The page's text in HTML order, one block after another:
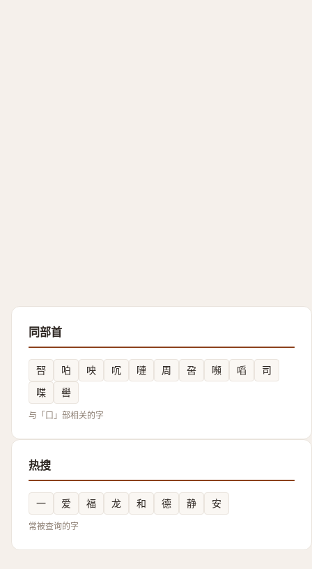
同部首
唘 㕷 咉 㕴 嗹 周 呄 嚬 㗖
司
喋
嚳
与「口」部相关的字
热搜
一 爱 福 龙 和 德 静 安
常被查询的字